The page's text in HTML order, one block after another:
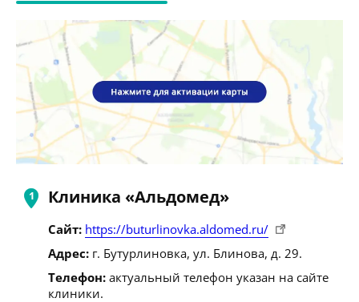
Клиника «Альдомед»
Сайт: https://buturlinovka.aldomed.ru/
Адрес: г. Бутурлиновка, ул. Блинова, д. 29.
Телефон: актуальный телефон указан на сайте
клиники.